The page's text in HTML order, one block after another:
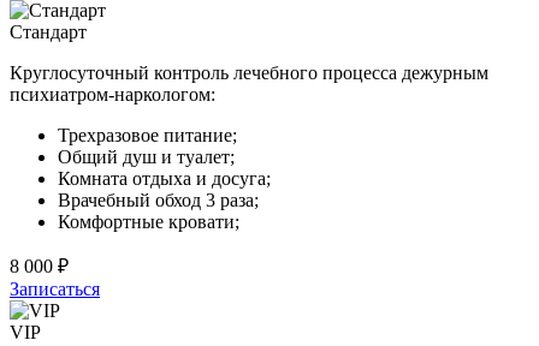
Стандарт
Круглосуточный контроль лечебного процесса дежурным
психиатром-наркологом:
Трехразовое питание;
Общий душ и туалет;
Комната отдыха и досуга;
Врачебный обход 3 раза;
Комфортные кровати;
8 000 ₽
Записаться
VIP